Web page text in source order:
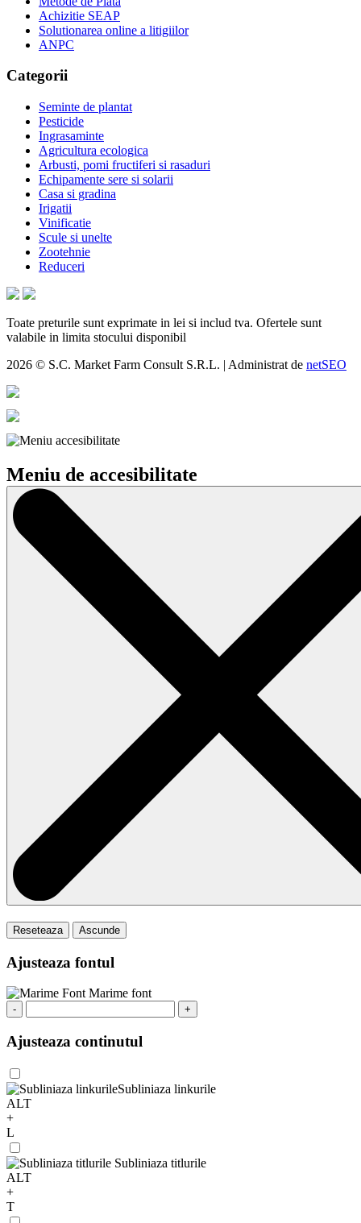
Achizitie SEAP
Solutionarea online a litigiilor
ANPC
Categorii
Seminte de plantat
Pesticide
Ingrasaminte
Agricultura ecologica
Arbusti, pomi fructiferi si rasaduri
Echipamente sere si solarii
Casa si gradina
Irigatii
Vinificatie
Scule si unelte
Zootehnie
Reduceri
Toate preturile sunt exprimate in lei si includ tva. Ofertele sunt
valabile in limita stocului disponibil
2026 © S.C. Market Farm Consult S.R.L. | Administrat de netSEO
Meniu de accesibilitate
Reseteaza Ascunde
Ajusteaza fontul
Marime font
- +
Ajusteaza continutul
Subliniaza linkurile
ALT
+
L
Subliniaza titlurile
ALT
+
T